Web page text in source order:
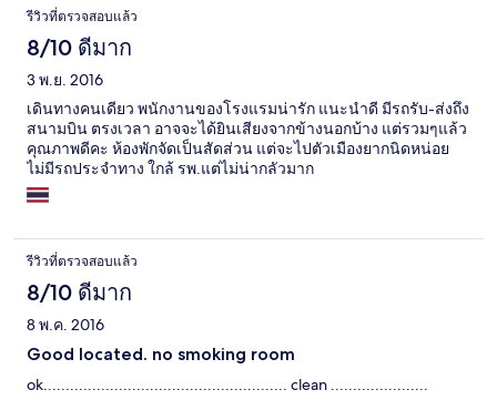
รีวิวที่ตรวจสอบแล้ว
8/10 ดีมาก
3 พ.ย. 2016
เดินทางคนเดียว พนักงานของโรงแรมน่ารัก แนะนำดี มีรถรับ-ส่งถึง
สนามบิน ตรงเวลา อาจจะได้ยินเสียงจากข้างนอกบ้าง แต่รวมๆแล้ว
คุณภาพดีคะ ห้องพักจัดเป็นสัดส่วน แต่จะไปตัวเมืองยากนิดหน่อย
ไม่มีรถประจำทาง ใกล้ รพ.แต่ไม่น่ากลัวมาก
รีวิวที่ตรวจสอบแล้ว
8/10 ดีมาก
8 พ.ค. 2016
Good located. no smoking room
ok....................................................... clean ......................